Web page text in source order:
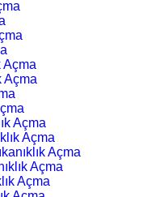
Açma
Açma
Açma
Açma
Açma
Açma
Açma